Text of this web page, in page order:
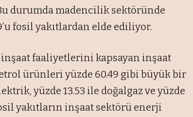
durumda madencilik sektöründe
fosil yakıtlardan elde ediliyor.
inşaat faaliyetlerini kapsayan inşaat
ürünleri yüzde 60.49 gibi büyük bir
yüzde 13.53 ile doğalgaz ve yüzde
yakıtların inşaat sektörü enerji